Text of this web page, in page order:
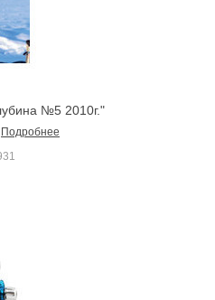
№5 2010г."
Подробнее